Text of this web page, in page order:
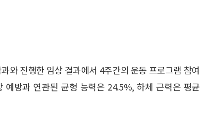
와 진행한 임상 결과에서 4주간의 운동 프로그램 참여
방과 연관된 균형 능력은 24.5%, 하체 근력은 평균